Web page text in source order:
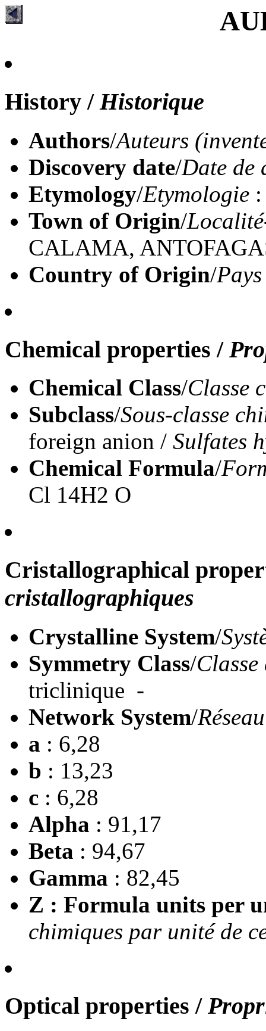
History /Historique
Authors/Auteurs
Discovery date/Date de
Etymology/Etymologie
Town of Origin/
CALAMA,
Country of Origin/Pays
Chemical properties /
Chemical Class/Classe
Subclass/Sous-classe
foreign anion / Sulfates
Chemical Formula/
Cl 14H2 O
Cristallographical
cristallographiques
Crystalline System/
Symmetry Class/Classe
triclinique -
Network System/
a : 6,28
b : 13,23
c : 6,28
Alpha : 91,17
Beta : 94,67
Gamma : 82,45
Z : Formula units per
chimiques par unité de
Optical properties /